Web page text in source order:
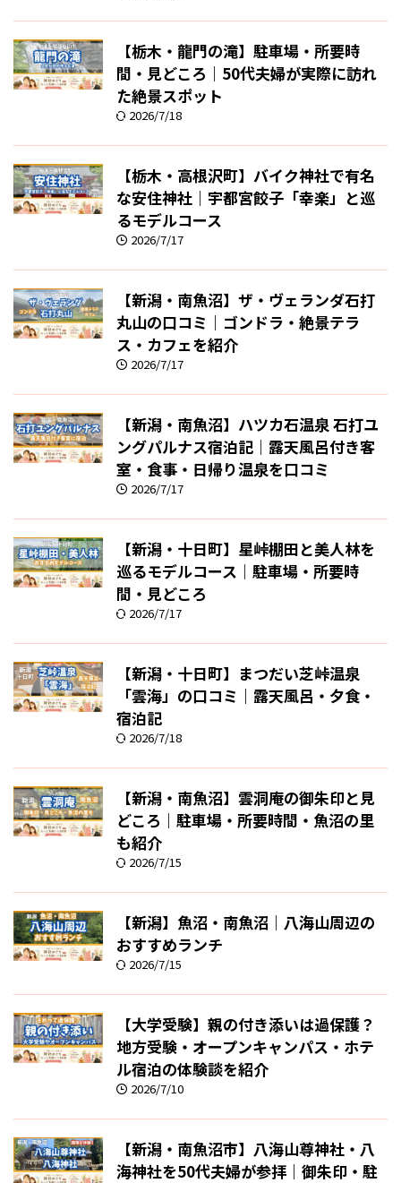
【栃木・龍門の滝】駐車場・所要時
間・見どころ｜50代夫婦が実際に訪れ
た絶景スポット
2026/7/18
【栃木・高根沢町】バイク神社で有名
な安住神社｜宇都宮餃子「幸楽」と巡
るモデルコース
2026/7/17
【新潟・南魚沼】ザ・ヴェランダ石打
丸山の口コミ｜ゴンドラ・絶景テラ
ス・カフェを紹介
2026/7/17
【新潟・南魚沼】ハツカ石温泉 石打ユ
ングパルナス宿泊記｜露天風呂付き客
室・食事・日帰り温泉を口コミ
2026/7/17
【新潟・十日町】星峠棚田と美人林を
巡るモデルコース｜駐車場・所要時
間・見どころ
2026/7/17
【新潟・十日町】まつだい芝峠温泉
「雲海」の口コミ｜露天風呂・夕食・
宿泊記
2026/7/18
【新潟・南魚沼】雲洞庵の御朱印と見
どころ｜駐車場・所要時間・魚沼の里
も紹介
2026/7/15
【新潟】魚沼・南魚沼｜八海山周辺の
おすすめランチ
2026/7/15
【大学受験】親の付き添いは過保護？
地方受験・オープンキャンパス・ホテ
ル宿泊の体験談を紹介
2026/7/10
【新潟・南魚沼市】八海山尊神社・八
海神社を50代夫婦が参拝｜御朱印・駐